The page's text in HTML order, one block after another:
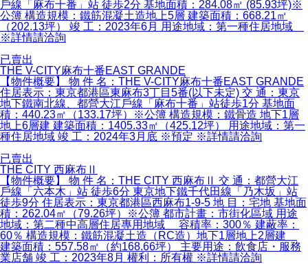
戶線「麻布十番」站 徒歩2分 基地面積：284.08㎡ (85.93坪)※
公簿 構造規模：鐵筋混凝土造地上5層 建築面積：668.21㎡
（202.13坪） 竣 工：2023年6月 用途地域：第一種住居地域
※詳情請洽詢
已賣出
THE V-CITY麻布十番EAST GRANDE
【物件概要】 物 件 名：THE V-CITY麻布十番EAST GRANDE
住居表示：東京都港區東麻布3丁目5番(以下未定) 交 通：東京
地下鐵南北線、都營大江戶線「麻布十番」站徒歩1分 基地面
積：440.23㎡（133.17坪）※公簿 構造規模：鐵骨造 地下1層
地上6層建 建築面積：1405.33㎡（425.12坪） 用途地域：第一
種住居地域 竣 工：2024年3月底 ※預定 ※詳情請洽詢
已賣出
THE CITY 西麻布Ⅱ
【物件概要】 物 件 名：THE CITY 西麻布Ⅱ 交 通：都營大江
戶線「六本木」站 徒歩6分 東京地下鐵千代田線「乃木坂」站
徒歩9分 住居表示：東京都港區西麻布1-9-5 地 目：宅地 基地面
積：262.04㎡（79.26坪）※公簿 都市計畫：市街化區域 用途
地域：第二種中高層住居專用地域 容積率：300％ 建蔽率：
60％ 構造規模：鐵筋混凝土造（RC造）地下1層地上2層建
建築面積：557.58㎡（約168.66坪） 主要用途：飲食店・服務
業店舗 竣 工：2023年8月 權利：所有權 ※詳情請洽詢